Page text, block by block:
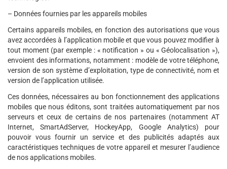
– Données fournies par les appareils mobiles
Certains appareils mobiles, en fonction des autorisations que vous
avez accordées à l’application mobile et que vous pouvez modifier à
tout moment (par exemple : « notification » ou « Géolocalisation »),
envoient des informations, notamment : modèle de votre téléphone,
version de son système d’exploitation, type de connectivité, nom et
version de l’application utilisée.
Ces données, nécessaires au bon fonctionnement des applications
mobiles que nous éditons, sont traitées automatiquement par nos
serveurs et ceux de certains de nos partenaires (notamment AT
Internet, SmartAdServer, HockeyApp, Google Analytics) pour
pouvoir vous fournir un service et des publicités adaptés aux
caractéristiques techniques de votre appareil et mesurer l’audience
de nos applications mobiles.